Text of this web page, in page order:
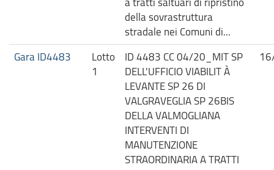
della sovrastruttura
stradale nei Comuni di...
Gara ID4483
Lotto
1
ID 4483 CC 04/20_MIT SP
DELL'UFFICIO VIABILIT À
LEVANTE SP 26 DI
VALGRAVEGLIA SP 26BIS
DELLA VALMOGLIANA
INTERVENTI DI
MANUTENZIONE
STRAORDINARIA A TRATTI